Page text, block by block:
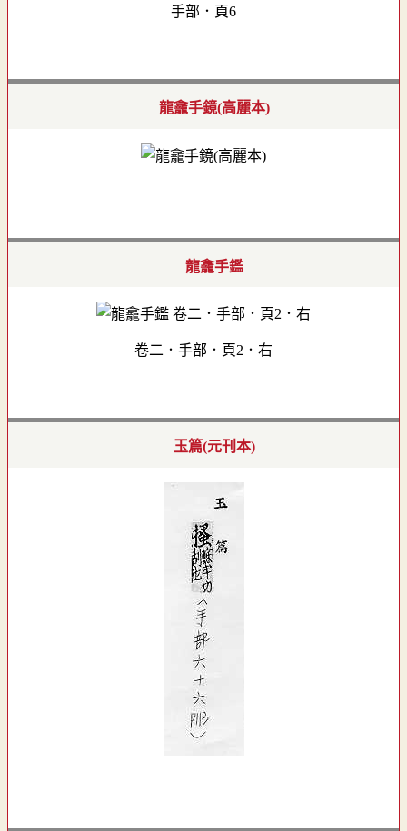
手部．頁6
龍龕手鏡(高麗本)
龍龕手鑑
卷二．手部．頁2．右
玉篇(元刊本)